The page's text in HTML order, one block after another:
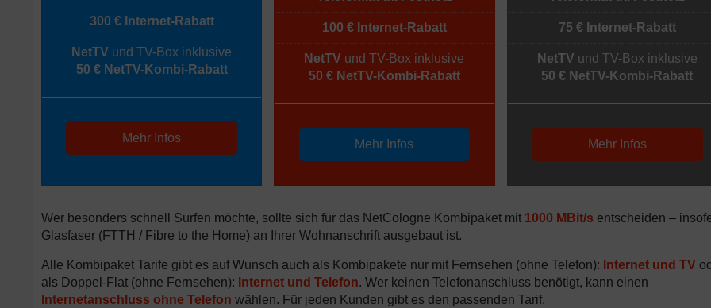
300 € Internet-Rabatt
NetTV und TV-Box inklusive
50 € NetTV-Kombi-Rabatt
Mehr Infos
100 € Internet-Rabatt
NetTV und TV-Box inklusive
50 € NetTV-Kombi-Rabatt
Mehr Infos
75 € Internet-Rabatt
NetTV und TV-Box inklusive
50 € NetTV-Kombi-Rabatt
Mehr Infos
Wer besonders schnell Surfen möchte, sollte sich für das NetCologne Kombipaket mit 1000 MBit/s entscheiden –
Glasfaser (FTTH / Fibre to the Home) an Ihrer Wohnanschrift ausgebaut ist.
Alle Kombipaket Tarife gibt es auf Wunsch auch als Kombipakete nur mit Fernsehen (ohne Telefon): Internet und TV
als Doppel-Flat (ohne Fernsehen): Internet und Telefon. Wer keinen Telefonanschluss benötigt, kann einen
Internetanschluss ohne Telefon wählen. Für jeden Kunden gibt es den passenden Tarif.